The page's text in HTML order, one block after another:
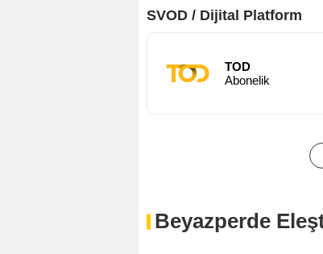
SVOD / Dijital Platform
TOD
Abonelik
Beyazperde